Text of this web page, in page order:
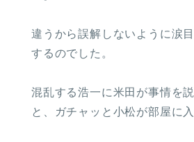
違うから誤解しないように涙
するのでした。
混乱する浩一に米田が事情を
と、ガチャッと小松が部屋に